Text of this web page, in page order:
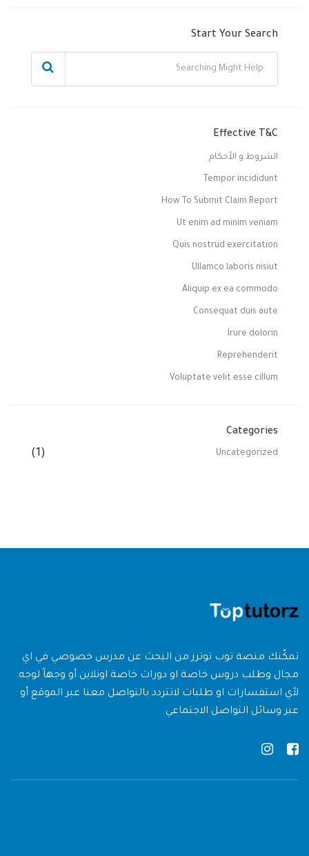
Start Your Search
Effective T&C
الشروط و الأحكام
Tempor incididunt
How To Submit Claim Report
Ut enim ad minim veniam
Quis nostrud exercitation
Ullamco laboris nisiut
Aliquip ex ea commodo
Consequat duis aute
Irure dolorin
Reprehenderit
Voluptate velit esse cillum
Categories
Uncategorized
(1)
تمكّنك منصة توب توترز من البحث عن مدرس خصوصي في اي
مجال وطلب دروس خاصة او دورات خاصة اونلاين أو وجهاً لوجه.
لأي استفسارات او طلبات لاتتردد بالتواصل معنا عبر الموقع أو
عبر وسائل التواصل الاجتماعي